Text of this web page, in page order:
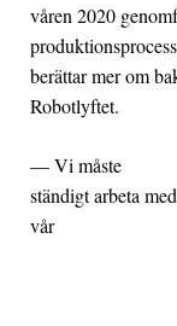
våren 2020
berättar mer om
Robotlyftet.
— Vi måste
ständigt arbeta med
vår